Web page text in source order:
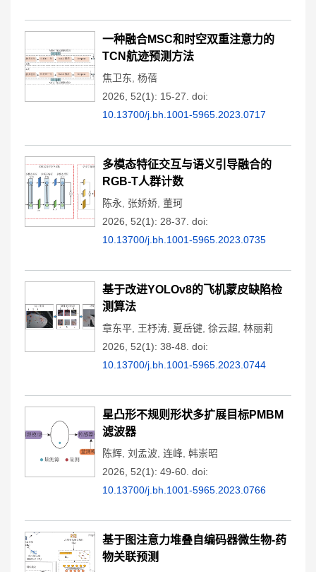
一种融合MSC和时空双重注意力的
TCN航迹预测方法
焦卫东 杨蓓
2026, 52(1): 15-27. doi:
10.13700/j.bh.1001-5965.2023.0717
多模态特征交互与语义引导融合的
RGB-T人群计数
陈永 张娇娇 董珂
2026, 52(1): 28-37. doi:
10.13700/j.bh.1001-5965.2023.0735
基于改进YOLOv8的飞机蒙皮缺陷检
测算法
章东平 王杼涛 夏岳键 徐云超 林丽莉
2026, 52(1): 38-48. doi:
10.13700/j.bh.1001-5965.2023.0744
星凸形不规则形状多扩展目标PMBM
滤波器
陈辉 刘孟波 连峰 韩崇昭
2026, 52(1): 49-60. doi:
10.13700/j.bh.1001-5965.2023.0766
基于图注意力堆叠自编码器微生物-药
物关联预测